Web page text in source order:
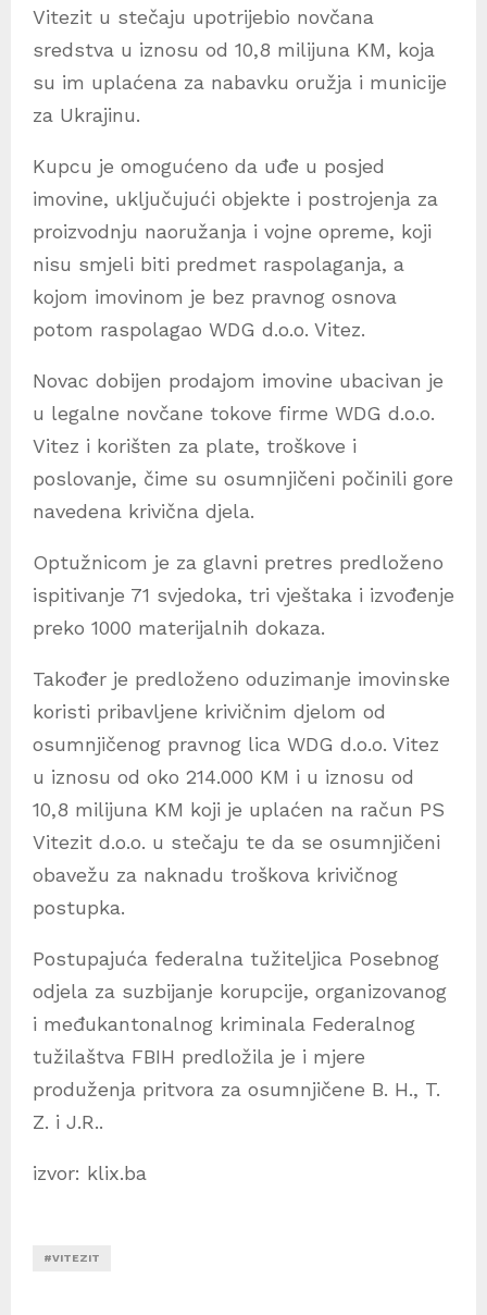
Vitezit u stečaju upotrijebio novčana
sredstva u iznosu od 10,8 milijuna KM, koja
su im uplaćena za nabavku oružja i municije
za Ukrajinu.
Kupcu je omogućeno da uđe u posjed
imovine, uključujući objekte i postrojenja za
proizvodnju naoružanja i vojne opreme, koji
nisu smjeli biti predmet raspolaganja, a
kojom imovinom je bez pravnog osnova
potom raspolagao WDG d.o.o. Vitez.
Novac dobijen prodajom imovine ubacivan je
u legalne novčane tokove firme WDG d.o.o.
Vitez i korišten za plate, troškove i
poslovanje, čime su osumnjičeni počinili gore
navedena krivična djela.
Optužnicom je za glavni pretres predloženo
ispitivanje 71 svjedoka, tri vještaka i izvođenje
preko 1000 materijalnih dokaza.
Također je predloženo oduzimanje imovinske
koristi pribavljene krivičnim djelom od
osumnjičenog pravnog lica WDG d.o.o. Vitez
u iznosu od oko 214.000 KM i u iznosu od
10,8 milijuna KM koji je uplaćen na račun PS
Vitezit d.o.o. u stečaju te da se osumnjičeni
obavežu za naknadu troškova krivičnog
postupka.
Postupajuća federalna tužiteljica Posebnog
odjela za suzbijanje korupcije, organizovanog
i međukantonalnog kriminala Federalnog
tužilaštva FBIH predložila je i mjere
produženja pritvora za osumnjičene B. H., T.
Z. i J.R..
izvor: klix.ba
#VITEZIT